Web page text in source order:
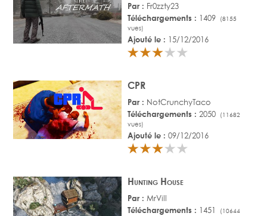
Par : Fr0zzty23
Téléchargements : 1409
(8155
vues)
Ajouté le : 15/12/2016
CPR
Par : NotCrunchyTaco
Téléchargements : 2050
(11682
vues)
Ajouté le : 09/12/2016
Hunting House
Par : MrVill
Téléchargements : 1451
(10644